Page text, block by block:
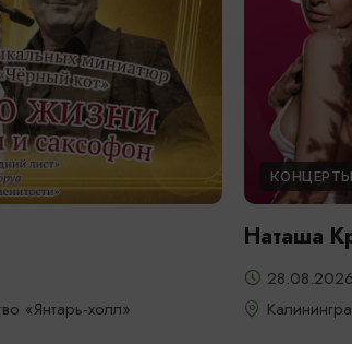
«Янтарь-холл»
КОНЦЕРТЫ
Наташа